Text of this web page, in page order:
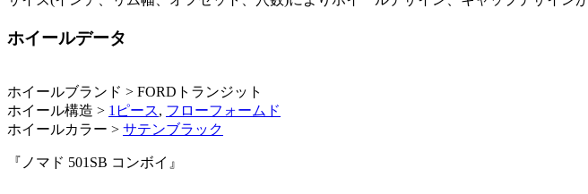
ホイールデータ
ホイールブランド > FORDトランジット
ホイール構造 > 1ピース, フローフォームド
ホイールカラー > サテンブラック
『ノマド 501SB コンボイ』